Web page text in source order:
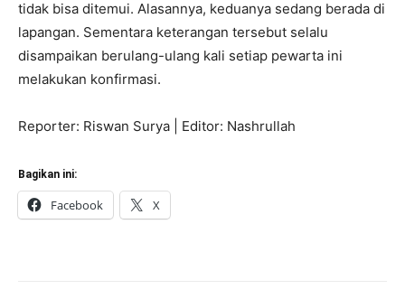
tidak bisa ditemui. Alasannya, keduanya sedang berada di
lapangan. Sementara keterangan tersebut selalu
disampaikan berulang-ulang kali setiap pewarta ini
melakukan konfirmasi.
Reporter: Riswan Surya | Editor: Nashrullah
Bagikan ini:
Facebook X